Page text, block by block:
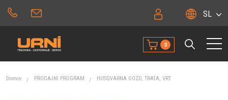
SL
0
Domov PRODAJNI PROGRAM HUSQVARNA GOZD, TRATA, VRT